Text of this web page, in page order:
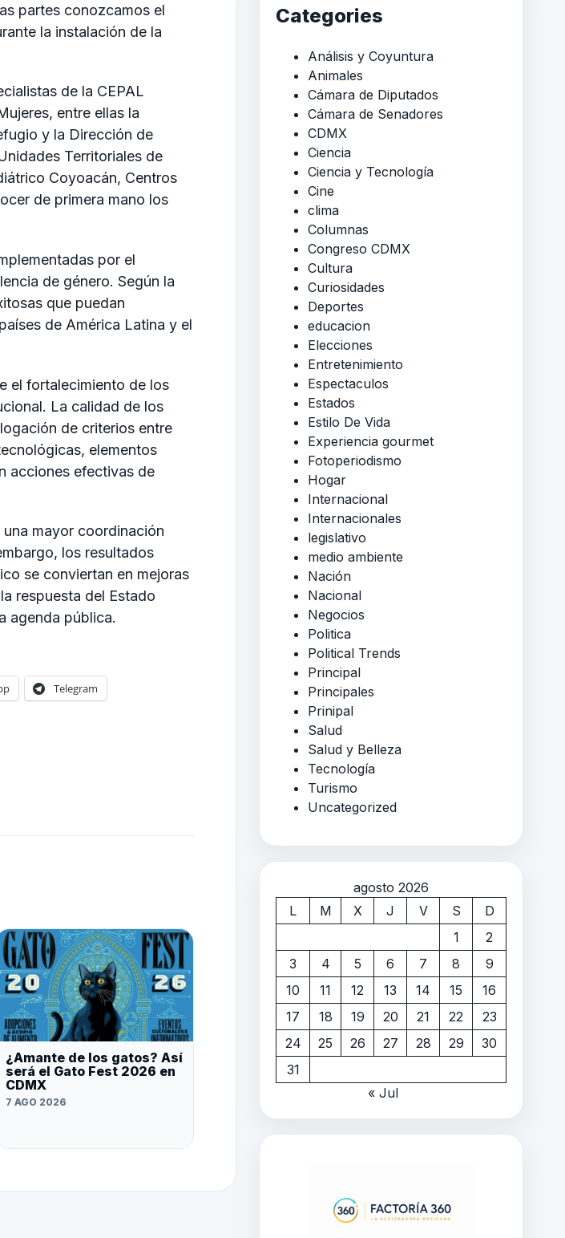
partes conozcamos el
la instalación de la
de la CEPAL
entre ellas la
y la Dirección de
Territoriales de
Coyoacán, Centros
de primera mano los
por el
de género. Según la
que puedan
de América Latina y el
el fortalecimiento de los
La calidad de los
de criterios entre
elementos
acciones efectivas de
mayor coordinación
los resultados
se conviertan en mejoras
respuesta del Estado
agenda pública.
Telegram
¿Amante de los gatos? Así
será el Gato Fest 2026 en
CDMX
7 AGO 2026
Categories
Análisis y Coyuntura
Animales
Cámara de Diputados
Cámara de Senadores
CDMX
Ciencia
Ciencia y Tecnología
Cine
clima
Columnas
Congreso CDMX
Cultura
Curiosidades
Deportes
educacion
Elecciones
Entretenimiento
Espectaculos
Estados
Estilo De Vida
Experiencia gourmet
Fotoperiodismo
Hogar
Internacional
Internacionales
legislativo
medio ambiente
Nación
Nacional
Negocios
Politica
Political Trends
Principal
Principales
Prinipal
Salud
Salud y Belleza
Tecnología
Turismo
Uncategorized
agosto 2026
L
M X J V S
D
1
2
3
4 5 6 7 8
9
10
11 12 13 14 15
16
17
18 19 20 21 22
23
24
25 26 27 28 29
30
31
« Jul